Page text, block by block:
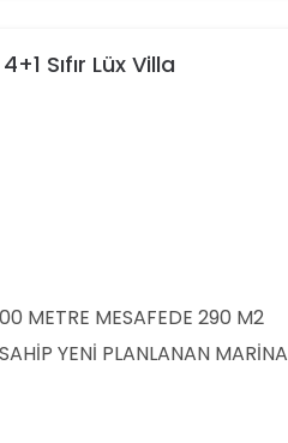
Sıfır Lüx Villa
METRE MESAFEDE 290 M2
YENİ PLANLANAN MARİNA